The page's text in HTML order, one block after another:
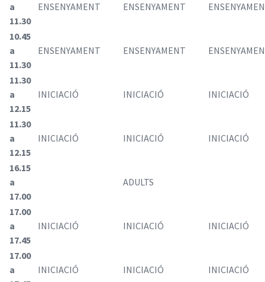
a
11.30
ENSENYAMENT ENSENYAMENT
10.45
a
11.30
ENSENYAMENT ENSENYAMENT
11.30
a
12.15
INICIACIÓ INICIACIÓ INICIACIÓ
11.30
a
12.15
INICIACIÓ INICIACIÓ INICIACIÓ
16.15
a
17.00
ADULTS
17.00
a
17.45
INICIACIÓ INICIACIÓ INICIACIÓ
17.00
a
INICIACIÓ INICIACIÓ INICIACIÓ